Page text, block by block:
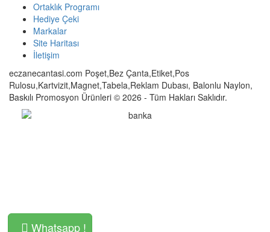
Whatsapp !
Ortaklık Programı
Hediye Çeki
Markalar
Site Haritası
İletişim
eczanecantasi.com Poşet,Bez Çanta,Etiket,Pos
Rulosu,Kartvizit,Magnet,Tabela,Reklam Dubası, Balonlu Naylon,
Baskılı Promosyon Ürünleri © 2026 - Tüm Hakları Saklıdır.